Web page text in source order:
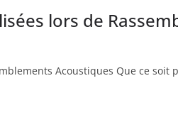
lors de
⁤Acoustiques Que‌ ce